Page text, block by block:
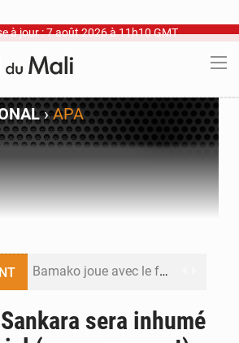
à jour : 7 août 2026 à 11h10 GMT
›APA
Bamako joue avec le feu
Blanchisseries à Bamako : la traçabilité du linge en question
sera inhumé